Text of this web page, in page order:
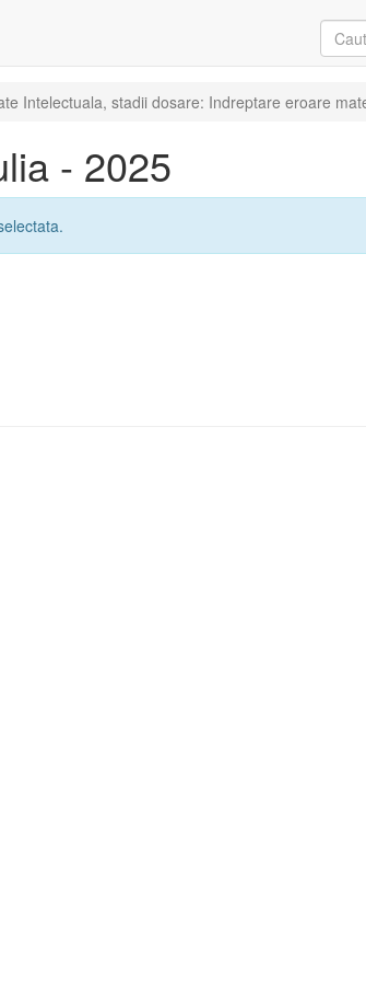
Intelectuala, stadii dosare: Indreptare eroare
- 2025